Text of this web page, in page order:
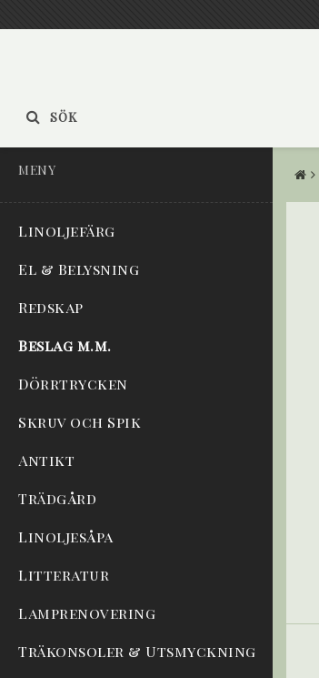
SÖK
MENY
Linoljefärg
El & Belysning
Redskap
Beslag m.m.
Dörrtrycken
Skruv och Spik
Antikt
Trädgård
Linoljesåpa
Litteratur
Lamprenovering
Träkonsoler & Utsmyckning